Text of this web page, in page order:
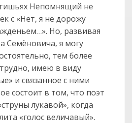
Непомнящий не
с «Нет, я не дорожу
Но, развивая
Семёновича, я могу
тем более
имею в виду
и связанное с ними
состоит в том, что поэт
лукавой», когда
«голос величавый».